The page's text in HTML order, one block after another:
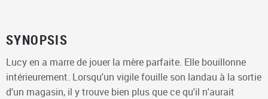
SYNOPSIS
Lucy en a marre de jouer la mère parfaite. Elle bouillonne
intérieurement. Lorsqu'un vigile fouille son landau à la sortie
d'un magasin, il y trouve bien plus que ce qu'il n'aurait